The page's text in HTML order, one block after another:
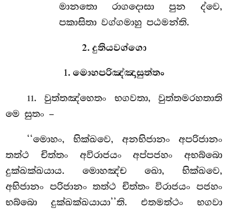
මානතො රාගදොසා පුන ද්වෙ,
පකාසිතා වග්ගමාහු පඨමන්ති.
2. දුතියවග්ගො
1. මොහපරිඤ්ඤාසුත්තං
11. වුත්තඤ්හෙතං භගවතා, වුත්තමරහතාති
මෙ සුතං –
‘‘මොහං, භික්ඛවෙ, අනභිජානං අපරිජානං
තත්ථ චිත්තං අවිරාජයං අප්පජහං අභබ්බො
දුක්ඛක්ඛයාය. මොහඤ්ච ඛො, භික්ඛවෙ,
අභිජානං පරිජානං තත්ථ චිත්තං විරාජයං පජහං
භබ්බො දුක්ඛක්ඛයායා’’ති. එතමත්ථං භගවා